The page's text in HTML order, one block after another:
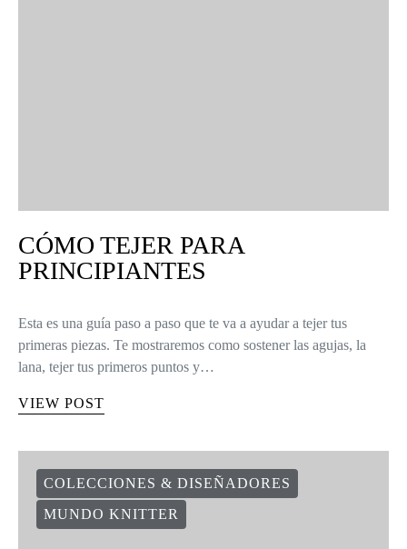
CÓMO TEJER PARA
PRINCIPIANTES
Esta es una guía paso a paso que te va a ayudar a tejer tus
primeras piezas. Te mostraremos como sostener las agujas, la
lana, tejer tus primeros puntos y…
VIEW POST
COLECCIONES & DISEÑADORES
MUNDO KNITTER